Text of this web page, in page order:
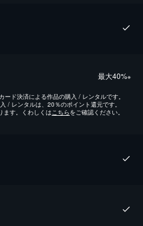
最⼤40%※
ド決済による作品の購入 / レンタルです。
/ レンタルは、20％のポイント還元です。
ます。くわしくは こちらをご確認ください。